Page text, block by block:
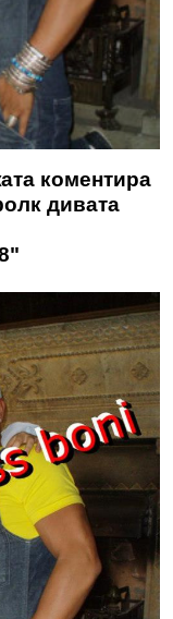
коментира
дивата